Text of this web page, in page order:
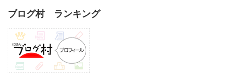
ブログ村 ランキング